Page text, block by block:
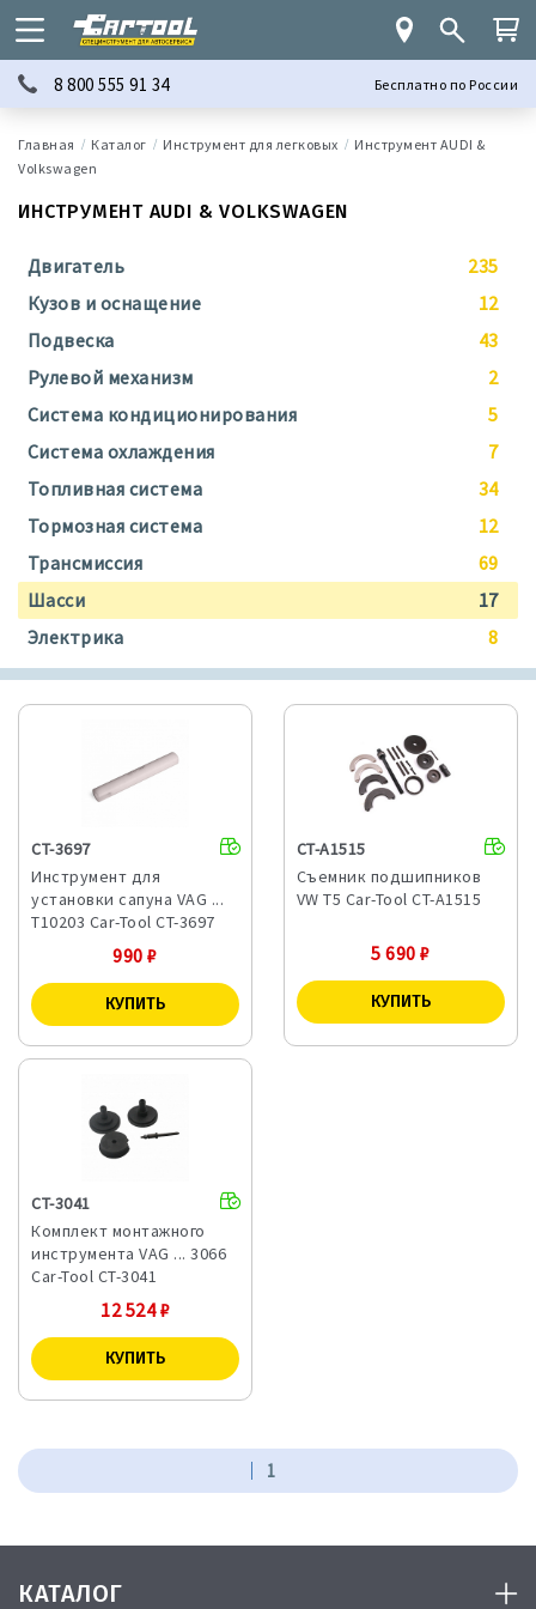
8 800 555 91 34 Бесплатно по России
Каталог Инструмент для легковых
Инструмент AUDI &
Volkswagen
ИНСТРУМЕНТ AUDI & VOLKSWAGEN
Двигатель
235
Кузов и оснащение
12
Подвеска
43
Рулевой механизм
2
Система кондиционирования
5
Система охлаждения
7
Топливная система
34
Тормозная система
12
Трансмиссия
69
Шасси
17
Электрика
8
CT-3697
Инструмент для
установки сапуна VAG ...
T10203 Car-Tool CT-3697
990₽
CT-A1515
Съемник подшипников
VW T5 Car-Tool CT-A1515
5 690₽
CT-3041
Комплект монтажного
инструмента VAG ... 3066
Car-Tool CT-3041
12 524₽
1
КАТАЛОГ